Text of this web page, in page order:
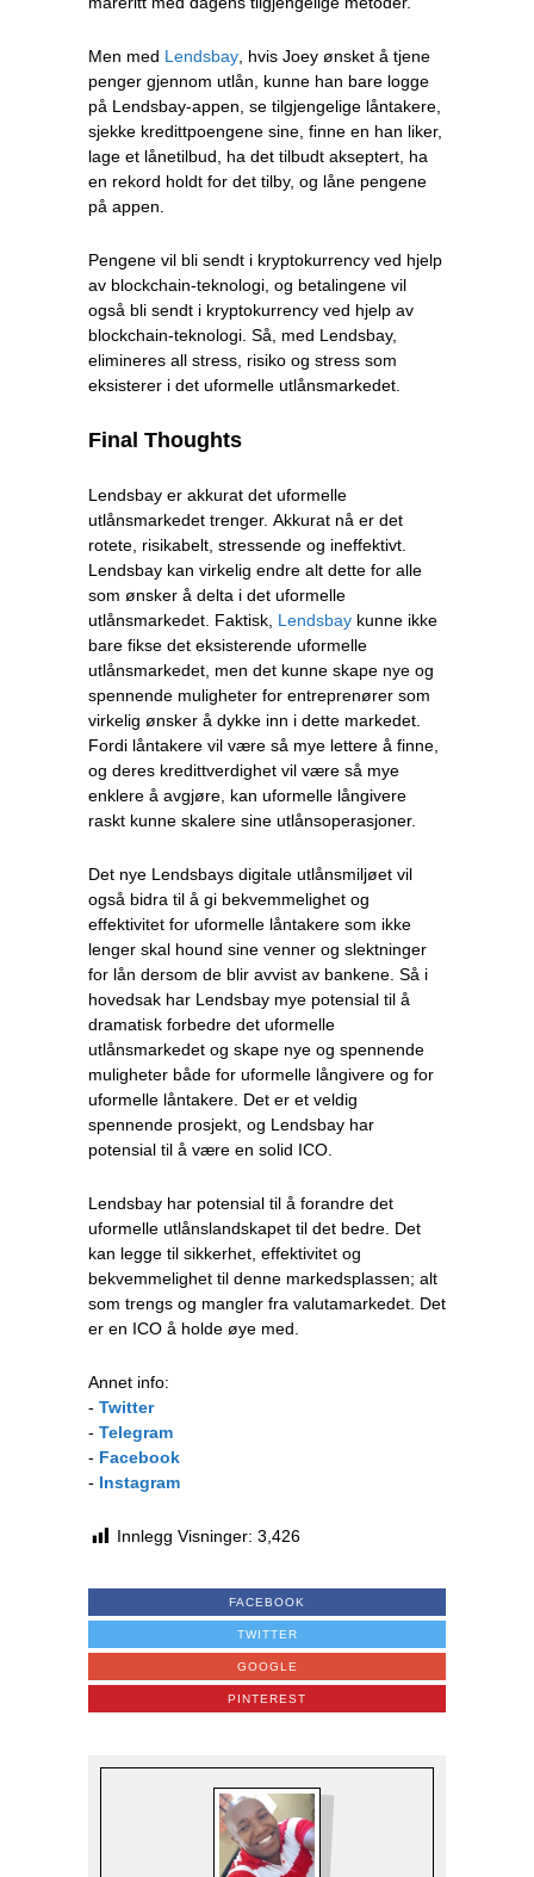
Men med Lendsbay, hvis Joey ønsket å tjene
penger gjennom utlån, kunne han bare logge
på Lendsbay-appen, se tilgjengelige låntakere,
sjekke kredittpoengene sine, finne en han liker,
lage et lånetilbud, ha det tilbudt akseptert, ha
en rekord holdt for det tilby, og låne pengene
på appen.
Pengene vil bli sendt i kryptokurrency ved hjelp
av blockchain-teknologi, og betalingene vil
også bli sendt i kryptokurrency ved hjelp av
blockchain-teknologi. Så, med Lendsbay,
elimineres all stress, risiko og stress som
eksisterer i det uformelle utlånsmarkedet.
Final Thoughts
Lendsbay er akkurat det uformelle
utlånsmarkedet trenger. Akkurat nå er det
rotete, risikabelt, stressende og ineffektivt.
Lendsbay kan virkelig endre alt dette for alle
som ønsker å delta i det uformelle
utlånsmarkedet. Faktisk, Lendsbay kunne ikke
bare fikse det eksisterende uformelle
utlånsmarkedet, men det kunne skape nye og
spennende muligheter for entreprenører som
virkelig ønsker å dykke inn i dette markedet.
Fordi låntakere vil være så mye lettere å finne,
og deres kredittverdighet vil være så mye
enklere å avgjøre, kan uformelle långivere
raskt kunne skalere sine utlånsoperasjoner.
Det nye Lendsbays digitale utlånsmiljøet vil
også bidra til å gi bekvemmelighet og
effektivitet for uformelle låntakere som ikke
lenger skal hound sine venner og slektninger
for lån dersom de blir avvist av bankene. Så i
hovedsak har Lendsbay mye potensial til å
dramatisk forbedre det uformelle
utlånsmarkedet og skape nye og spennende
muligheter både for uformelle långivere og for
uformelle låntakere. Det er et veldig
spennende prosjekt, og Lendsbay har
potensial til å være en solid ICO.
Lendsbay har potensial til å forandre det
uformelle utlånslandskapet til det bedre. Det
kan legge til sikkerhet, effektivitet og
bekvemmelighet til denne markedsplassen; alt
som trengs og mangler fra valutamarkedet. Det
er en ICO å holde øye med.
Annet info:
- Twitter
- Telegram
- Facebook
- Instagram
Innlegg Visninger: 3,426
FACEBOOK
TWITTER
GOOGLE
PINTEREST